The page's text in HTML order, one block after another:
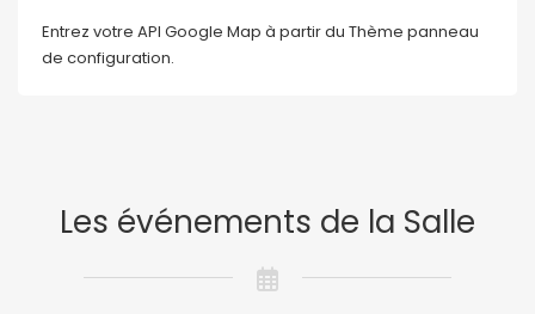
Entrez votre API Google Map à partir du Thème panneau
de configuration.
Les événements de la Salle